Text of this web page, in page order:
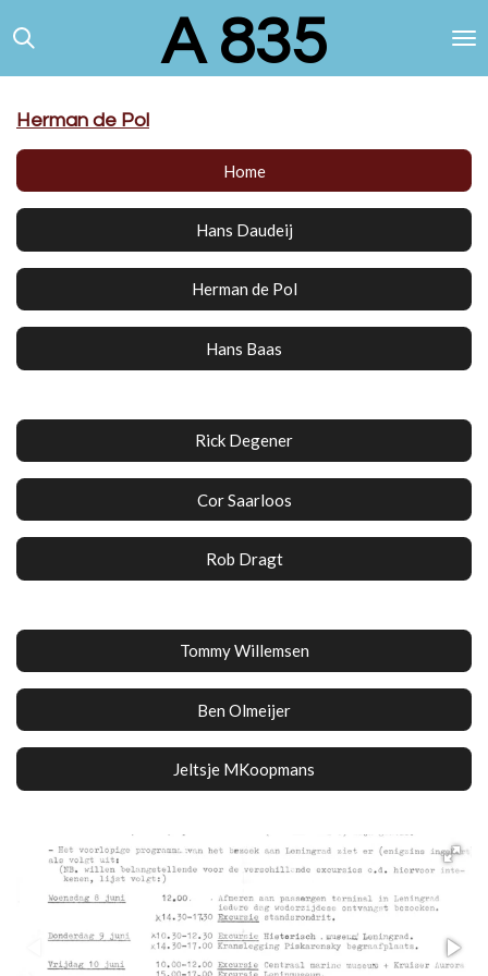
direct
hoofdinhoud
A 835
Herman de Pol
Home
Hans Daudeij
Herman de Pol
Hans Baas
Rick Degener
Cor Saarloos
Rob Dragt
Tommy Willemsen
Ben Olmeijer
Jeltsje MKoopmans